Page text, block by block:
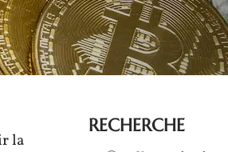
la
RECHERCHE